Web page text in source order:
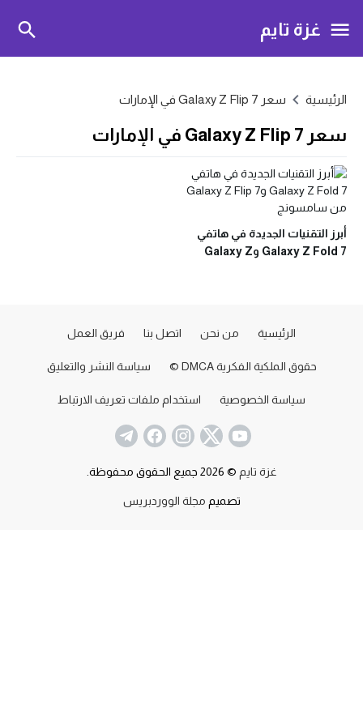
غزة تايم
الرئيسية سعر Galaxy Z Flip 7 في الإمارات
سعر Galaxy Z Flip 7 في الإمارات
أبرز التقنيات الجديدة في هاتفي
Galaxy Z Fold 7 وGalaxy Z
الرئيسية من نحن اتصل بنا فريق العمل
حقوق الملكية الفكرية DMCA © سياسة النشر والتعليق
سياسة الخصوصية استخدام ملفات تعريف الارتباط
غزة تايم © 2026 جميع الحقوق محفوظة.
تصميم مجلة الووردبريس